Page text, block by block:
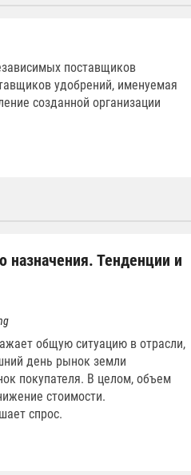
поставщиков
удобрений, именуемая
созданной организации
назначения. Тенденции и
общую ситуацию в отрасли,
день рынок земли
покупателя. В целом, объем
стоимости.
спрос.